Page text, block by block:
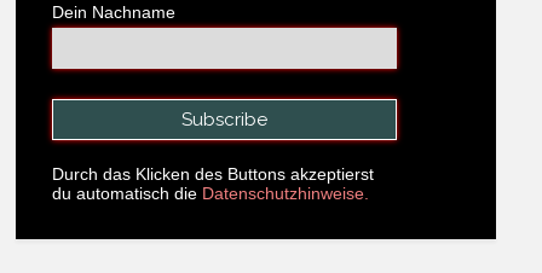
Dein Nachname
Durch das Klicken des Buttons akzeptierst
du automatisch die Datenschutzhinweise.